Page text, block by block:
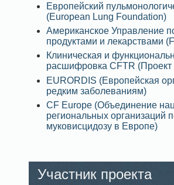
Европейский
(European Lung Foundation)
Американское Управление
продуктами и лекарствами
Клиническая и
расшифровка CFTR (Проект
EURORDIS (Европейская
редким заболеваниям)
CF Europe (Объединение
региональных организаций
муковисцидозу в Европе)
Участник проекта